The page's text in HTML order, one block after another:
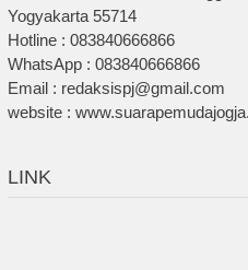
Yogyakarta 55714
Hotline : 083840666866
WhatsApp : 083840666866
Email : redaksispj@gmail.com
website :
LINK